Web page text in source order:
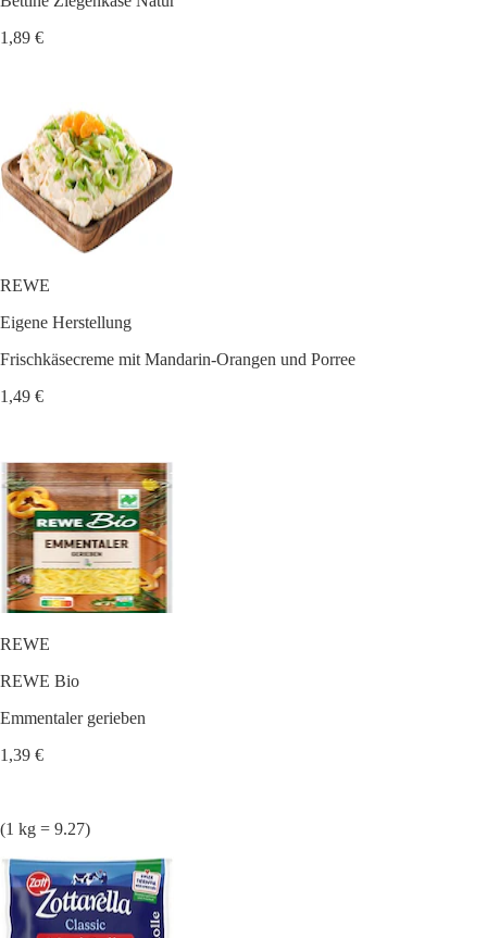
1,89 €
REWE
Eigene Herstellung
Frischkäsecreme mit Mandarin-Orangen und Porree
1,49 €
REWE
REWE Bio
Emmentaler gerieben
1,39 €
(1 kg = 9.27)